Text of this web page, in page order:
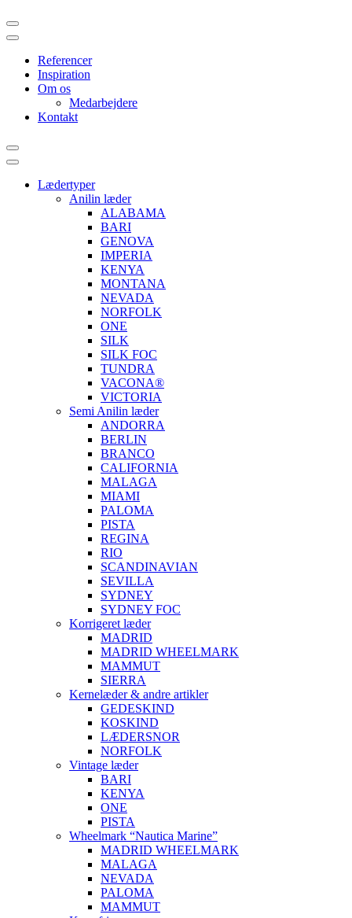
Referencer
Inspiration
Om os
Medarbejdere
Kontakt
Lædertyper
Anilin læder
ALABAMA
BARI
GENOVA
IMPERIA
KENYA
MONTANA
NEVADA
NORFOLK
ONE
SILK
SILK FOC
TUNDRA
VACONA®
VICTORIA
Semi Anilin læder
ANDORRA
BERLIN
BRANCO
CALIFORNIA
MALAGA
MIAMI
PALOMA
PISTA
REGINA
RIO
SCANDINAVIAN
SEVILLA
SYDNEY
SYDNEY FOC
Korrigeret læder
MADRID
MADRID WHEELMARK
MAMMUT
SIERRA
Kernelæder & andre artikler
GEDESKIND
KOSKIND
LÆDERSNOR
NORFOLK
Vintage læder
BARI
KENYA
ONE
PISTA
Wheelmark “Nautica Marine”
MADRID WHEELMARK
MALAGA
NEVADA
PALOMA
MAMMUT